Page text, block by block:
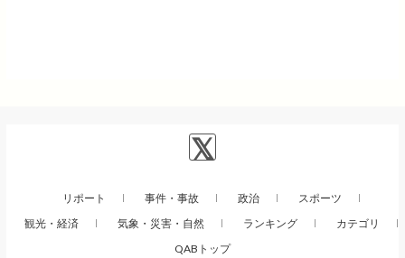
リポート 事件・事故 政治
スポーツ
観光・経済
気象・災害・自然 ランキング
カテゴリ
QABトップ